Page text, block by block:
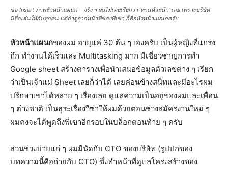
ขอ Insert ภาพหัวหน้าแผนก – จริง ๆ ผมไม่เคยเรียกว่า ‘ท่านหัวหน้า’ เลย เพราะบริษัท
มีชื่อเล่นให้กับทุกคน แต่ถ้าดูจากหน้าที่ของพี่เขา ก็คือหัวหน้าแผนกครับ
หัวหน้าแผนกของผม อายุแค่ 30 ต้น ๆ เองครับ เป็นผู้หญิงที่แกร่ง
ถึก ทำงานได้เร็วและ Multitasking มาก มีเชี่ยวชาญการทำ
Google sheet สร้างตารางเพื่อนำเสนอข้อมูลตัวเลขต่าง ๆ เรียก
ว่าเป็นเจ้าแม่ Sheet เลยก็ว่าได้ เลยค่อนข้างสนิทและมีอะไรผม
ปรึกษาเขาได้หลาย ๆ เรื่องเลย ดูแลความเป็นอยู่ของผมและเพื่อน
ๆ ต่างชาติ เป็นธุระเรื่องวีซ่าให้ผมด้วยตอนช่วงสมัครงานใหม่ ๆ
ผมคงจะได้พูดถึงพี่เขาอีกรอบในบล็อกตอนท้าย ๆ ครับ
ส่วนช่วงบ่ายแก่ ๆ ผมมีนัดกับ CTO ของบริษัท (รูปปกของ
บทความนี้คือถ่ายกับ CTO) ซึ่งทำหน้าที่ดูแลโครงสร้างของ